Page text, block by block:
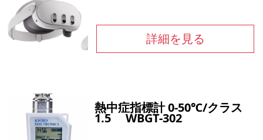
詳細を見る
熱中症指標計 0-50℃/クラス
1.5 WBGT-302